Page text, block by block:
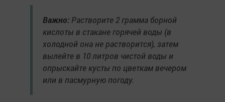
Важно: Растворите 2 грамма борной
кислоты в стакане горячей воды (в
холодной она не растворится), затем
вылейте в 10 литров чистой воды и
опрыскайте кусты по цветкам вечером
или в пасмурную погоду.